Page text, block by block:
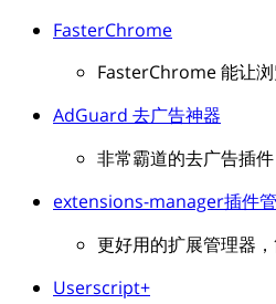
FasterChrome
FasterChrome 能让浏
AdGuard 去广告神器
非常霸道的去广告插件
extensions-manager插件
更好用的扩展管理器，
Userscript+